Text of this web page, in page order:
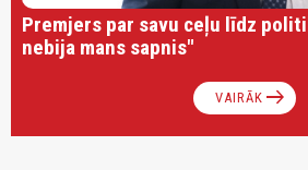
Premjers par savu ceļu līdz
nebija mans sapnis"
VAIRĀK arrow_right_alt